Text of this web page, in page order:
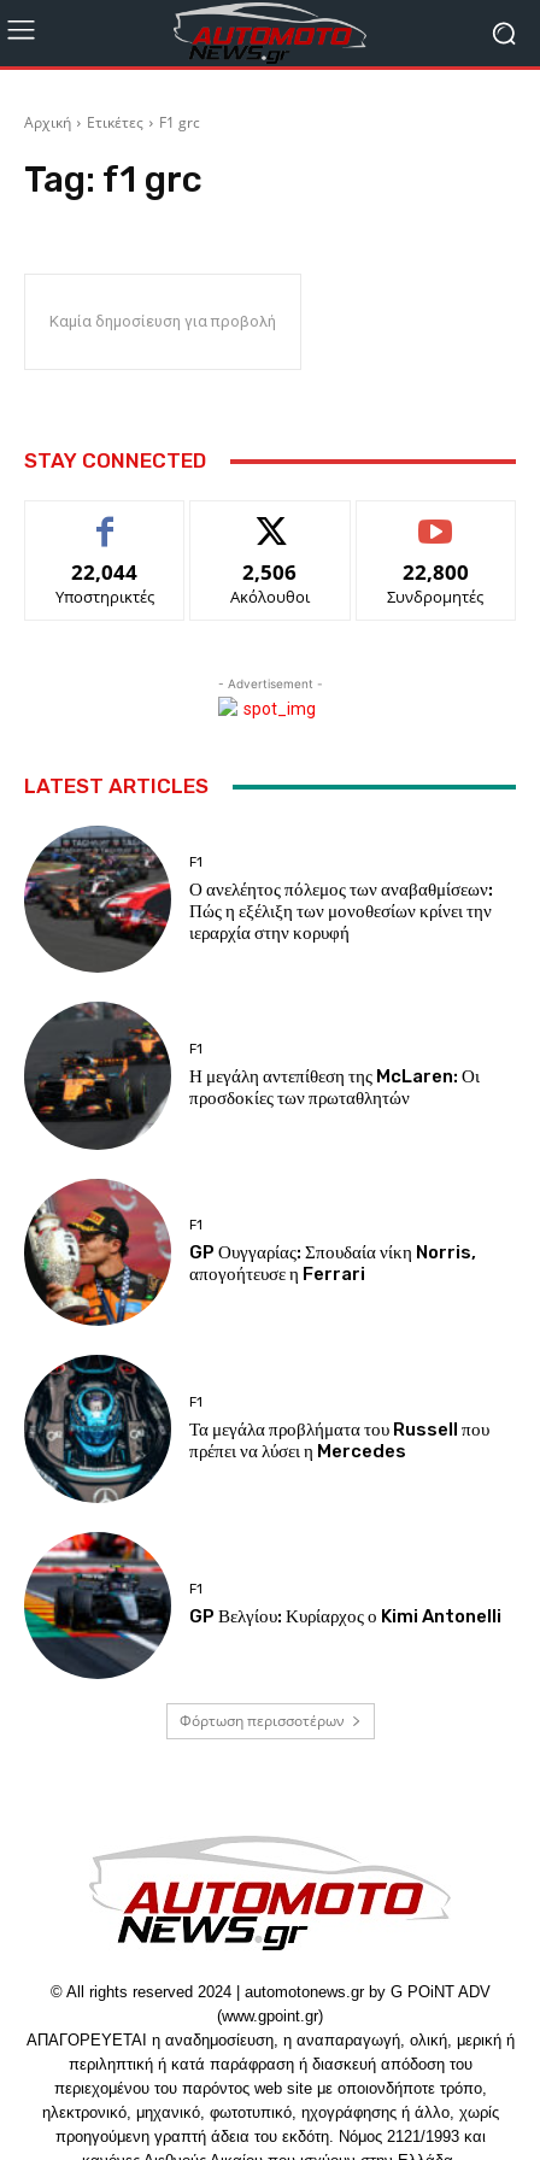
Αρχική Ετικέτες F1 grc
Tag: f1 grc
Καμία δημοσίευση για προβολή
STAY CONNECTED
22,044
Υποστηρικτές
2,506
Ακόλουθοι
22,800
Συνδρομητές
- Advertisement -
LATEST ARTICLES
F1
Ο ανελέητος πόλεμος των αναβαθμίσεων:
Πώς η εξέλιξη των μονοθεσίων κρίνει την
ιεραρχία στην κορυφή
F1
Η μεγάλη αντεπίθεση της McLaren: Οι
προσδοκίες των πρωταθλητών
F1
GP Ουγγαρίας: Σπουδαία νίκη Norris,
απογοήτευσε η Ferrari
F1
Τα μεγάλα προβλήματα του Russell που
πρέπει να λύσει η Mercedes
F1
GP Βελγίου: Κυρίαρχος ο Kimi Antonelli
Φόρτωση περισσοτέρων
© All rights reserved 2024 | automotonews.gr by G POiNT ADV
(www.gpoint.gr)
ΑΠΑΓΟΡΕΥΕΤΑΙ η αναδημοσίευση, η αναπαραγωγή, ολική, μερική ή
περιληπτική ή κατά παράφραση ή διασκευή απόδοση του
περιεχομένου του παρόντος web site με οποιονδήποτε τρόπο,
ηλεκτρονικό, μηχανικό, φωτοτυπικό, ηχογράφησης ή άλλο, χωρίς
προηγούμενη γραπτή άδεια του εκδότη. Νόμος 2121/1993 και